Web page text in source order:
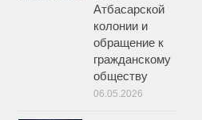
Атбасарской
колонии и
обращение к
гражданскому
обществу
06.05.2026